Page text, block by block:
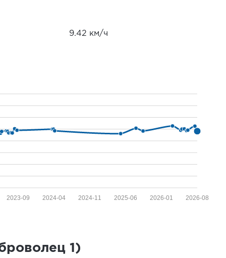
9.42 км/ч
2026-08
2026-01
2025-06
2024-11
2024-04
2023-09
1 )